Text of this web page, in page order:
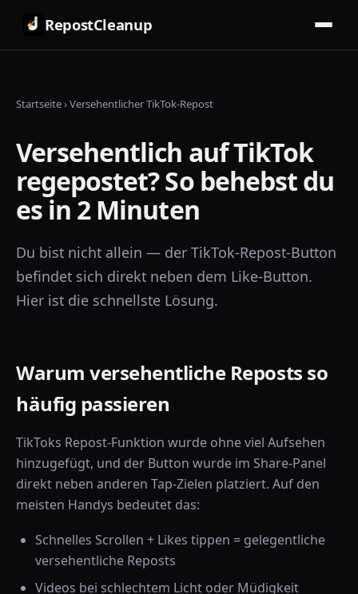
RepostCleanup
Startseite›Versehentlicher TikTok-Repost
Versehentlich auf TikTok
regepostet? So behebst du
es in 2 Minuten
Du bist nicht allein — der TikTok-Repost-Button
befindet sich direkt neben dem Like-Button.
Hier ist die schnellste Lösung.
Warum versehentliche Reposts so
häufig passieren
TikToks Repost-Funktion wurde ohne viel Aufsehen
hinzugefügt, und der Button wurde im Share-Panel
direkt neben anderen Tap-Zielen platziert. Auf den
meisten Handys bedeutet das:
Schnelles Scrollen + Likes tippen = gelegentliche
versehentliche Reposts
Videos bei schlechtem Licht oder Müdigkeit